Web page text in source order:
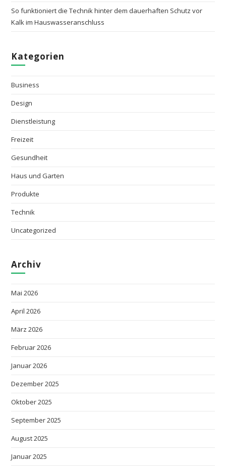
So funktioniert die Technik hinter dem dauerhaften Schutz vor
Kalk im Hauswasseranschluss
Kategorien
Business
Design
Dienstleistung
Freizeit
Gesundheit
Haus und Garten
Produkte
Technik
Uncategorized
Archiv
Mai 2026
April 2026
März 2026
Februar 2026
Januar 2026
Dezember 2025
Oktober 2025
September 2025
August 2025
Januar 2025